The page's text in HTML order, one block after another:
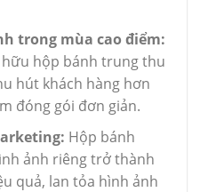
trong mùa cao điểm:
hộp bánh trung thu
hút khách hàng hơn
đóng gói đơn giản.
Hộp bánh
ảnh riêng trở thành
quả, lan tỏa hình ảnh